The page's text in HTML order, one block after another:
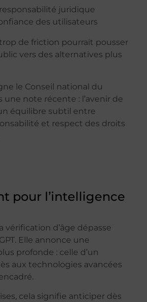
juridique
des utilisateurs
de friction pourrait pousser
vers des alternatives plus
le Conseil national du
note récente : l’avenir de
équilibre subtil entre
et respect des droits
pour l’intelligence
vérification d’âge dépasse
Elle annonce une
profonde : celle d’un
aux technologies avancées
cela signifie anticiper dès